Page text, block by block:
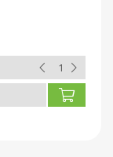
grillezéshez
/ 900 kcal Zsír:
0 g amelyből